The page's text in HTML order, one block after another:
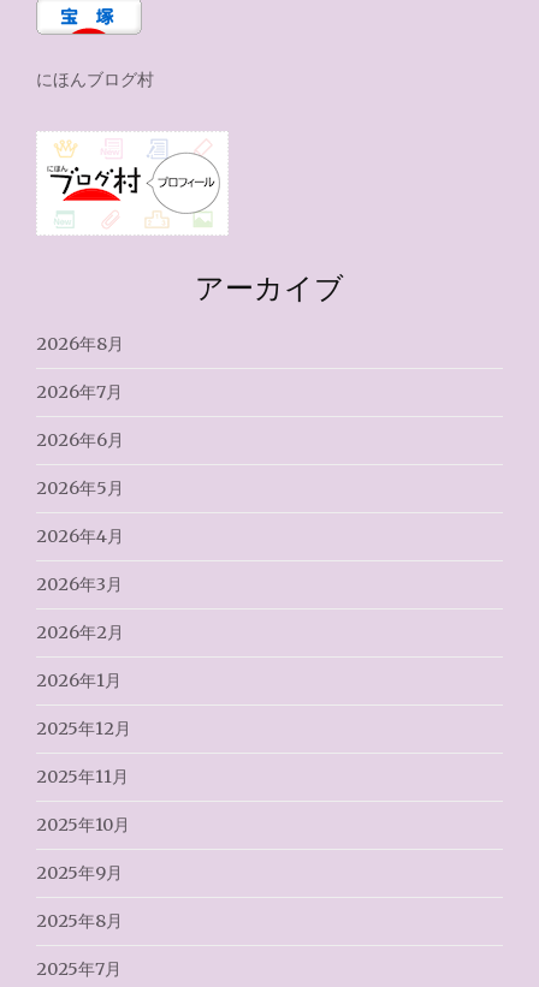
にほんブログ村
アーカイブ
2026年8月
2026年7月
2026年6月
2026年5月
2026年4月
2026年3月
2026年2月
2026年1月
2025年12月
2025年11月
2025年10月
2025年9月
2025年8月
2025年7月